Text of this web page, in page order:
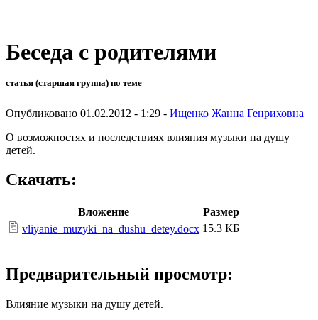
Беседа с родителями
статья (старшая группа) по теме
Опубликовано 01.02.2012 - 1:29 - Ищенко Жанна Генриховна
О возможностях и последствиях влияния музыки на душу
детей.
Скачать:
Вложение
Размер
vliyanie_muzyki_na_dushu_detey.docx 15.3 КБ
Предварительный просмотр:
Влияние музыки на душу детей.